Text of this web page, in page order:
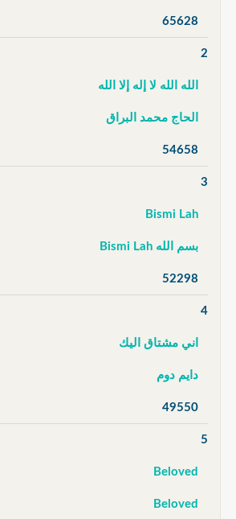
65628
2
الله الله لا إله إلا الله
الحاج محمد البراق
54658
3
Bismi Lah
بسم الله Bismi Lah
52298
4
اني مشتاق اليك
دايم دوم
49550
5
Beloved
Beloved